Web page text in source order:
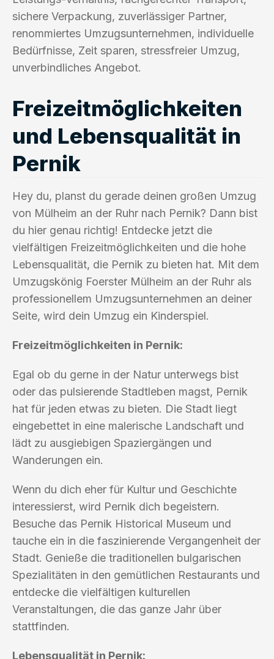
sichere Verpackung, zuverlässiger Partner,
renommiertes Umzugsunternehmen, individuelle
Bedürfnisse, Zeit sparen, stressfreier Umzug,
unverbindliches Angebot.
Freizeitmöglichkeiten
und Lebensqualität in
Pernik
Hey du, planst du gerade deinen großen Umzug
von Mülheim an der Ruhr nach Pernik? Dann bist
du hier genau richtig! Entdecke jetzt die
vielfältigen Freizeitmöglichkeiten und die hohe
Lebensqualität, die Pernik zu bieten hat. Mit dem
Umzugskönig Foerster Mülheim an der Ruhr als
professionellem Umzugsunternehmen an deiner
Seite, wird dein Umzug ein Kinderspiel.
Freizeitmöglichkeiten in Pernik:
Egal ob du gerne in der Natur unterwegs bist
oder das pulsierende Stadtleben magst, Pernik
hat für jeden etwas zu bieten. Die Stadt liegt
eingebettet in eine malerische Landschaft und
lädt zu ausgiebigen Spaziergängen und
Wanderungen ein.
Wenn du dich eher für Kultur und Geschichte
interessierst, wird Pernik dich begeistern.
Besuche das Pernik Historical Museum und
tauche ein in die faszinierende Vergangenheit der
Stadt. Genieße die traditionellen bulgarischen
Spezialitäten in den gemütlichen Restaurants und
entdecke die vielfältigen kulturellen
Veranstaltungen, die das ganze Jahr über
stattfinden.
Lebensqualität in Pernik: